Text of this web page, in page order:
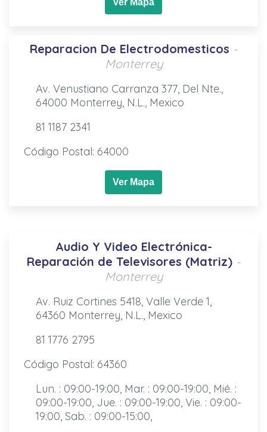
Reparacion De Electrodomesticos -
Monterrey
Av. Venustiano Carranza 377, Del Nte.,
64000 Monterrey, N.L., Mexico
81 1187 2341
Código Postal: 64000
Ver Mapa
Audio Y Video Electrónica-
Reparación de Televisores (Matriz) -
Monterrey
Av. Ruiz Cortines 5418, Valle Verde 1,
64360 Monterrey, N.L., Mexico
81 1776 2795
Código Postal: 64360
Lun. : 09:00-19:00, Mar. : 09:00-19:00, Mié. :
09:00-19:00, Jue. : 09:00-19:00, Vie. : 09:00-
19:00, Sab. : 09:00-15:00,